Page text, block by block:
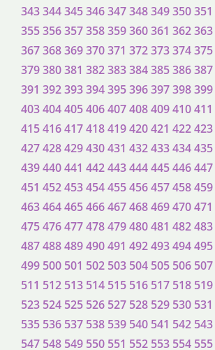
343344345346347348349350351
355356357358359360361 362363
367368369370371 372373374375
379380381 382383384385386387
391 392393394395396397398399
403404405406407408409410411
415416417418419420421 422423
427428429430431 432433434435
439440441 442443444445446447
451 452453454455456457458459
463464465466467468469470471
475476477478479480481 482483
487488489490491 492493494495
499 500 501 502 503 504 505 506 507
511 512 513 514 515 516 517 518 519
523 524 525 526 527 528 529 530 531
535 536 537 538 539 540 541 542 543
547 548 549 550 551 552 553 554 555